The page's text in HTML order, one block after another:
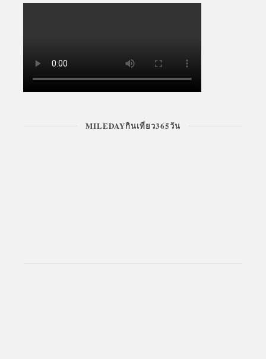
MILEDAYกินเที่ยว365วัน